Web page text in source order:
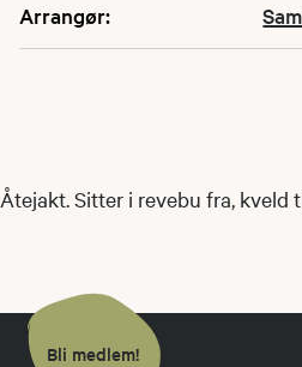
Arrangør:
Åtejakt. Sitter i revebu fra,
Bli medlem!